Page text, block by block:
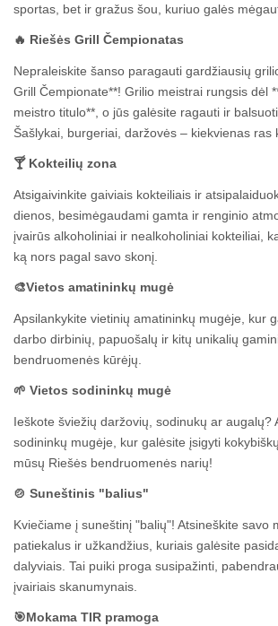
sportas, bet ir gražus šou, kuriuo galės
🔥 Riešės Grill Čempionatas
Nepraleiskite šanso paragauti gardžiausių
Grill Čempionate**! Grilio meistrai rungsis dėl
meistro titulo**, o jūs galėsite ragauti ir
Šašlykai, burgeriai, daržovės – kiekvienas ras
🍸 Kokteilių zona
Atsigaivinkite gaiviais kokteiliais ir
dienos, besimėgaudami gamta ir renginio
įvairūs alkoholiniai ir nealkoholiniai kokteiliai,
ką nors pagal savo skonį.
🎨Vietos amatininkų mugė
Apsilankykite vietinių amatininkų mugėje, kur
darbo dirbinių, papuošalų ir kitų unikalių
bendruomenės kūrėjų.
🌱 Vietos sodininkų mugė
Ieškote šviežių daržovių, sodinukų ar augalų?
sodininkų mugėje, kur galėsite įsigyti
mūsų Riešės bendruomenės narių!
🍲 Suneštinis "balius"
Kviečiame į suneštinį "balių"! Atsineškite savo
patiekalus ir užkandžius, kuriais galėsite
dalyviais. Tai puiki proga susipažinti,
įvairiais skanumynais.
🎯Mokama TIR pramoga